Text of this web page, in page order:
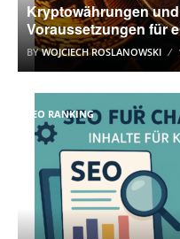
Kryptowährungen
Voraussetzungen für
BYWOJCIECH ROSLANOWSKI
SEO RANKING